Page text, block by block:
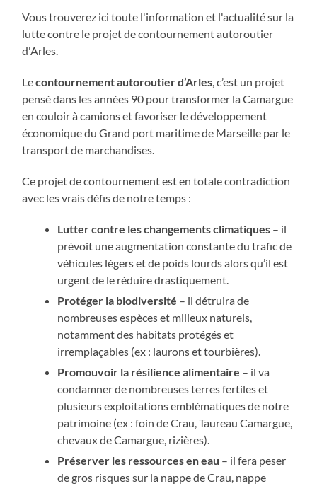
Vous trouverez ici toute l'information et l'actualité sur la
lutte contre le projet de contournement autoroutier
d'Arles.
Lecontournement autoroutier d’Arles , c’est un projet
pensé dans les années 90 pour transformer la Camargue
en couloir à camions et favoriser le développement
économique du Grand port maritime de Marseille par le
transport de marchandises.
Ce projet de contournement est en totale contradiction
avec les vrais défis de notre temps :
Lutter contre les changements climatiques – il
prévoit une augmentation constante du trafic de
véhicules légers et de poids lourds alors qu’il est
urgent de le réduire drastiquement.
Protéger la biodiversité – il détruira de
nombreuses espèces et milieux naturels,
notamment des habitats protégés et
irremplaçables (ex : laurons et tourbières).
Promouvoir la résilience alimentaire – il va
condamner de nombreuses terres fertiles et
plusieurs exploitations emblématiques de notre
patrimoine (ex : foin de Crau, Taureau Camargue,
chevaux de Camargue, rizières).
Préserver les ressources en eau – il fera peser
de gros risques sur la nappe de Crau, nappe